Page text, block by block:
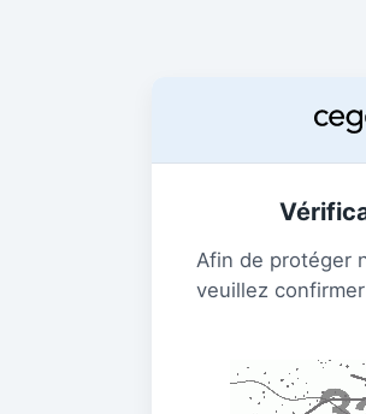
Afin de protéger
veuillez